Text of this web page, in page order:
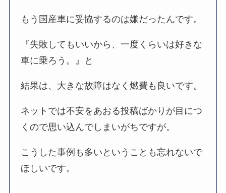
もう国産車に妥協するのは嫌だったんです。
『失敗してもいいから、一度くらいは好きな
車に乗ろう。』と
結果は、大きな故障はなく燃費も良いです。
ネットでは不安をあおる投稿ばかりが目につ
くので思い込んでしまいがちですが。
こうした事例も多いということも忘れないで
ほしいです。